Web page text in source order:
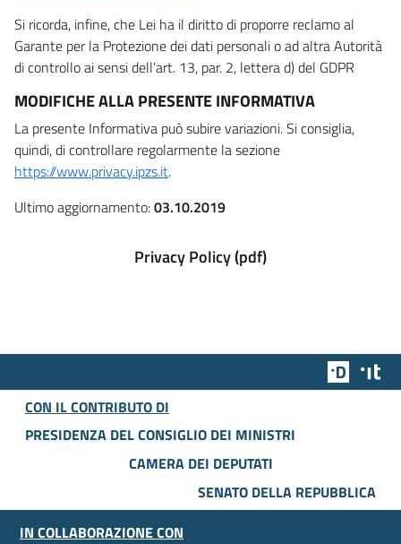
Si ricorda, infine, che Lei ha il diritto di proporre reclamo al
Garante per la Protezione dei dati personali o ad altra Autorità
di controllo ai sensi dell’art. 13, par. 2, lettera d) del GDPR
MODIFICHE ALLA PRESENTE INFORMATIVA
La presente Informativa può subire variazioni. Si consiglia,
quindi, di controllare regolarmente la sezione
https://www.privacy.ipzs.it.
Ultimo aggiornamento:03.10.2019
Privacy Policy (pdf)
Team
CON IL CONTRIBUTO DI
PRESIDENZA DEL CONSIGLIO DEI MINISTRI
CAMERA DEI DEPUTATI
SENATO DELLA REPUBBLICA
IN COLLABORAZIONE CON